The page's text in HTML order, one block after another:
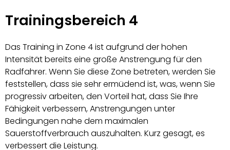
Trainingsbereich 4
Das Training in Zone 4 ist aufgrund der hohen
Intensität bereits eine große Anstrengung für den
Radfahrer. Wenn Sie diese Zone betreten, werden Sie
feststellen, dass sie sehr ermüdend ist, was, wenn Sie
progressiv arbeiten, den Vorteil hat, dass Sie Ihre
Fähigkeit verbessern, Anstrengungen unter
Bedingungen nahe dem maximalen
Sauerstoffverbrauch auszuhalten. Kurz gesagt, es
verbessert die Leistung.